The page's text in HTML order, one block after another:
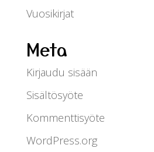
Vuosikirjat
Meta
Kirjaudu sisään
Sisältösyöte
Kommenttisyöte
WordPress.org